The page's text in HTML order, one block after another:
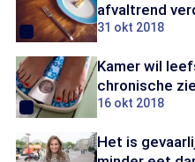
afvaltrend
31 okt 2018
Kamer wil
chronische
16 okt 2018
Het is